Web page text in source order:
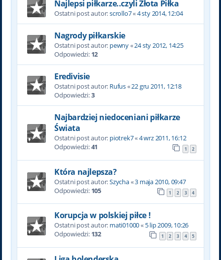
Najlepsi piłkarze..czyli Złota Piłka
Ostatni post autor:scrollo7«4 sty 2014, 12:04
Nagrody piłkarskie
Ostatni post autor: pewny«24 sty 2012, 14:25
Odpowiedzi: 12
Eredivisie
Ostatni post autor: Rufus«22 gru 2011, 12:18
Odpowiedzi:3
Najbardziej niedoceniani piłkarze
Świata
Ostatni post autor: piotrek7«4 wrz 2011, 16:12
Odpowiedzi:41 1 2
Która najlepsza?
Ostatni post autor:Szycha«3 maja 2010, 09:47
Odpowiedzi: 105 1 2 3 4
Korupcja w polskiej piłce !
Ostatni post autor: mati01000« 5 lip 2009, 10:26
Odpowiedzi: 132 1 2 3 4 5